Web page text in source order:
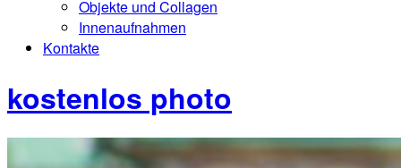
Objekte und Collagen
Innenaufnahmen
Kontakte
kostenlos photo